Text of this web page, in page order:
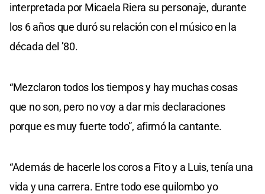
interpretada por Micaela Riera su personaje, durante
los 6 años que duró su relación con el músico en la
década del ’80.
“Mezclaron todos los tiempos y hay muchas cosas
que no son, pero no voy a dar mis declaraciones
porque es muy fuerte todo”, afirmó la cantante.
“Además de hacerle los coros a Fito y a Luis, tenía una
vida y una carrera. Entre todo ese quilombo yo